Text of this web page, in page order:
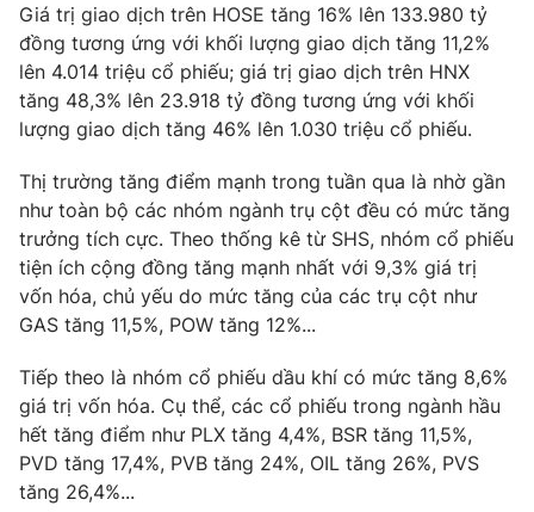
Ðiện thoại Thời báo VTV:024.66 897 897
Email: toasoan@vtv.vn
Liên hệ quảng cáo: 024-7300.7108
® Cấm sao chép dưới mọi hình thức nếu không có sự chấp
thuận bằng văn bản. Ghi rõ nguồn VTV.vn khi phát hành lại
thông tin từ website này.
Giá trị giao dịch trên HOSE tăng 16% lên 133.980 tỷ
đồng tương ứng với khối lượng giao dịch tăng 11,2%
lên 4.014 triệu cổ phiếu; giá trị giao dịch trên HNX
tăng 48,3% lên 23.918 tỷ đồng tương ứng với khối
lượng giao dịch tăng 46% lên 1.030 triệu cổ phiếu.
Thị trường tăng điểm mạnh trong tuần qua là nhờ gần
như toàn bộ các nhóm ngành trụ cột đều có mức tăng
trưởng tích cực. Theo thống kê từ SHS, nhóm cổ phiếu
tiện ích cộng đồng tăng mạnh nhất với 9,3% giá trị
vốn hóa, chủ yếu do mức tăng của các trụ cột như
GAS tăng 11,5%, POW tăng 12%...
Tiếp theo là nhóm cổ phiếu dầu khí có mức tăng 8,6%
giá trị vốn hóa. Cụ thể, các cổ phiếu trong ngành hầu
hết tăng điểm như PLX tăng 4,4%, BSR tăng 11,5%,
PVD tăng 17,4%, PVB tăng 24%, OIL tăng 26%, PVS
tăng 26,4%...